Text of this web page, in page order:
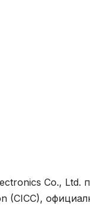
Co., Ltd.
(CICC),